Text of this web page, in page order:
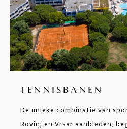
TENNISBANEN
De unieke combinatie van
Rovinj en Vrsar aanbieden,